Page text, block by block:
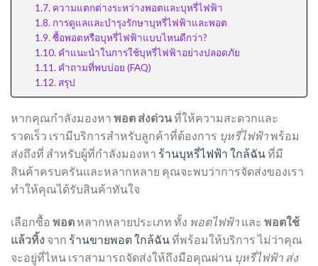
ความแตกต่างระหว่างพอตและบุหรี่ไฟฟ้า
การดูแลและบำรุงรักษาบุหรี่ไฟฟ้าและพอต
ซื้อพอตหรือบุหรี่ไฟฟ้าแบบไหนดีกว่า?
คำแนะนำในการใช้บุหรี่ไฟฟ้าอย่างปลอดภัย
คำถามที่พบบ่อย (FAQ)
สรุป
หากคุณกำลังมองหา พอต ส่งด่วนที่ให้ความสะดวกและ
รวดเร็ว เรามีบริการสำหรับลูกค้าที่ต้องการ บุหรี่ไฟฟ้าพร้อม
ส่งถึงที่ สำหรับผู้ที่กำลังมองหา ร้านบุหรี่ไฟฟ้า ใกล้ฉันที่มี
สินค้าครบครันและหลากหลาย คุณจะพบว่าการจัดส่งของเรา
ทำให้คุณได้รับสินค้าทันใจ
เลือกซื้อ พอต หลากหลายประเภท ทั้ง พอตไฟฟ้า และ พอตใช้
แล้วทิ้ง จาก ร้านขายพอต ใกล้ฉันที่พร้อมให้บริการ ไม่ว่าคุณ
จะอยู่ที่ไหน เราสามารถจัดส่งให้ถึงมือคุณผ่าน บุหรี่ไฟฟ้า ส่ง